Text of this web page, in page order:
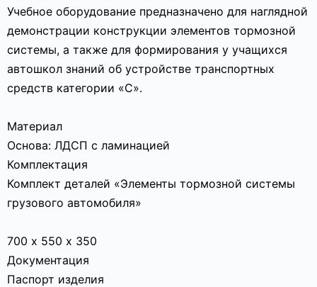
Учебное оборудование предназначено для наглядной
демонстрации конструкции элементов тормозной
системы, а также для формирования у учащихся
автошкол знаний об устройстве транспортных
средств категории «C».
Материал
Основа: ЛДСП с ламинацией
Комплектация
Комплект деталей «Элементы тормозной системы
грузового автомобиля»
700 х 550 х 350
Документация
Паспорт изделия